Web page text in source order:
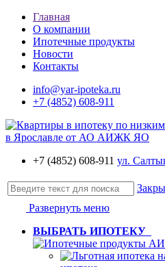
Главная
О компании
Ипотечные продукты
Новости
Контакты
info@yar-ipoteka.ru
+7 (4852) 608-911
+7 (4852) 608-911 ул.
Развернуть меню
ВЫБРАТЬ ИПОТЕКУ